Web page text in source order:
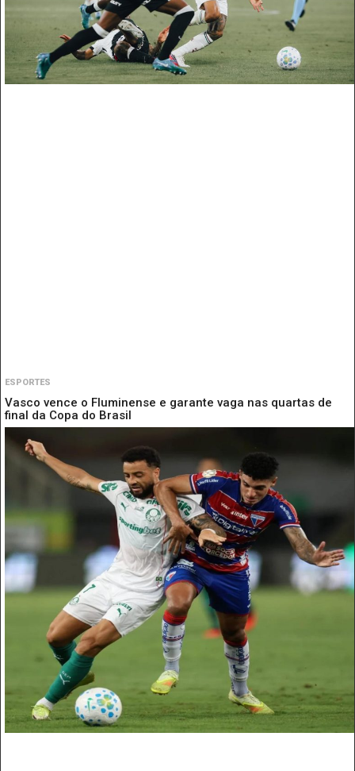
ESPORTES
Vasco vence o Fluminense e garante vaga nas quartas de
final da Copa do Brasil